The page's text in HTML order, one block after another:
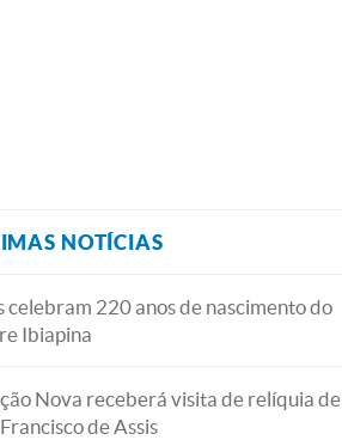
NOTÍCIAS
celebram 220 anos de nascimento do
Ibiapina
Nova receberá visita de relíquia de
de Assis